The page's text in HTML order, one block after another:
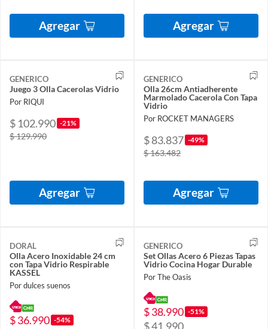
Agregar Agregar
GENERICO
Juego 3 Olla Cacerolas Vidrio
Por RIQUI
$ 102.990 -21%
$ 129.990
Agregar
GENERICO
Olla 26cm Antiadherente
Marmolado Cacerola Con Tapa
Vidrio
Por ROCKET MANAGERS
$ 83.837 -49%
$ 163.482
Agregar
DORAL
Olla Acero Inoxidable 24 cm
con Tapa Vidrio Respirable
KASSEL
Por dulces suenos
$ 36.990 -54%
GENERICO
Set Ollas Acero 6 Piezas Tapas
Vidrio Cocina Hogar Durable
Por The Oasis
$ 38.990 -51%
$ 41.990